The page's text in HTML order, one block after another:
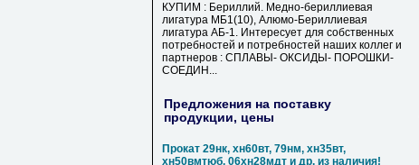
КУПИМ : Бериллий. Медно-бериллиевая
лигатура МБ1(10), Алюмо-Бериллиевая
лигатура АБ-1. Интересует для собственных
потребностей и потребностей наших коллег и
партнеров : СПЛАВЫ- ОКСИДЫ- ПОРОШКИ-
СОЕДИН...
Предложения на поставку
продукции, цены
Прокат 29нк, хн60вт, 79нм, хн35вт,
хн50вмтюб, 06хн28мдт и др. из наличия!